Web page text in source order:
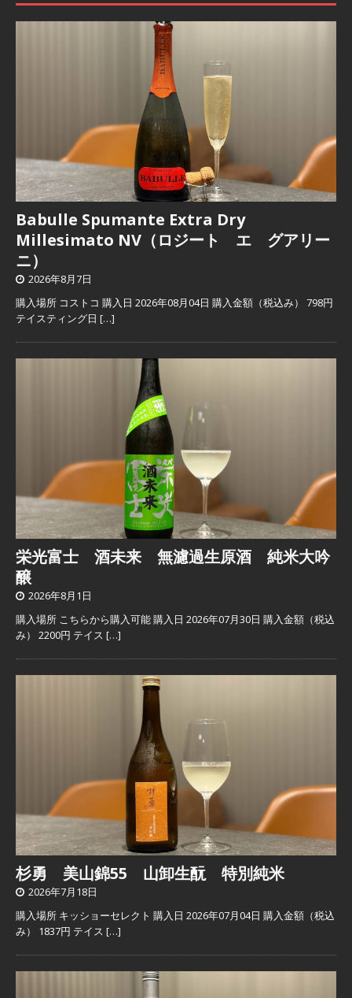
Babulle Spumante Extra Dry
Millesimato NV（ロジート エ グアリー
ニ）
2026年8月7日
購入場所 コストコ 購入日 2026年08月04日 購入金額（税込み） 798円
テイスティング日 […]
栄光富士 酒未来 無濾過生原酒 純米大吟
醸
2026年8月1日
購入場所 こちらから購入可能 購入日 2026年07月30日 購入金額（税込
み） 2200円 テイス […]
杉勇 美山錦55 山卸生酛 特別純米
2026年7月18日
購入場所 キッショーセレクト 購入日 2026年07月04日 購入金額（税込
み） 1837円 テイス […]